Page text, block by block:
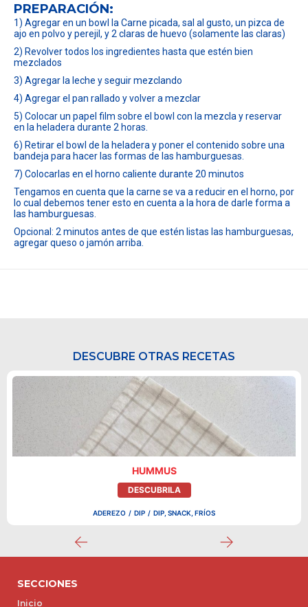
PREPARACIÓN:
1) Agregar en un bowl la Carne picada, sal al gusto, un pizca de
ajo en polvo y perejil, y 2 claras de huevo (solamente las claras)
2) Revolver todos los ingredientes hasta que estén bien
mezclados
3) Agregar la leche y seguir mezclando
4) Agregar el pan rallado y volver a mezclar
5) Colocar un papel film sobre el bowl con la mezcla y reservar
en la heladera durante 2 horas.
6) Retirar el bowl de la heladera y poner el contenido sobre una
bandeja para hacer las formas de las hamburguesas.
7) Colocarlas en el horno caliente durante 20 minutos
Tengamos en cuenta que la carne se va a reducir en el horno, por
lo cual debemos tener esto en cuenta a la hora de darle forma a
las hamburguesas.
Opcional: 2 minutos antes de que estén listas las hamburguesas,
agregar queso o jamón arriba.
DESCUBRE OTRAS RECETAS
HUMMUS
DESCUBRILA
ADEREZO / DIP / DIP, SNACK, FRÍOS
SECCIONES
Inicio